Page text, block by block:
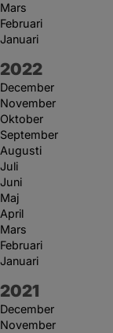
Mars
Februari
Januari
År:
2022
December
November
Oktober
September
Augusti
Juli
Juni
Maj
April
Mars
Februari
Januari
År:
2021
December
November